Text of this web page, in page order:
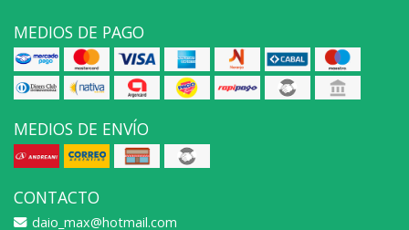
MEDIOS DE PAGO
MEDIOS DE ENVÍO
CONTACTO
daio_max@hotmail.com